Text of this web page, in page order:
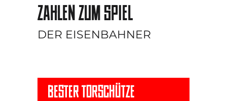
ZAHLEN ZUM SPIEL
DER EISENBAHNER
BESTER TORSCHÜTZE